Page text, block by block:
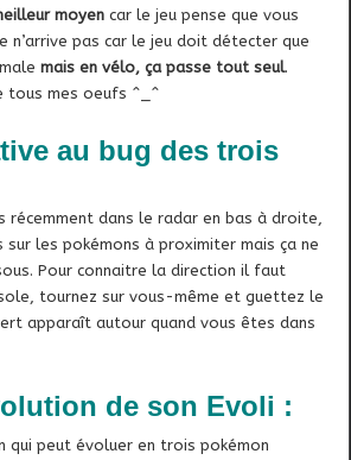
moyen car le jeu pense que vous
n’arrive pas car le jeu doit détecter que
mais en vélo, ça passe tout seul.
tous mes oeufs ^_^
au bug des trois
récemment dans le radar en bas à droite,
sur les pokémons à proximiter mais ça ne
Pour connaitre la direction il faut
tournez sur vous-même et guettez le
apparaît autour quand vous êtes dans
de son Evoli :
qui peut évoluer en trois pokémon